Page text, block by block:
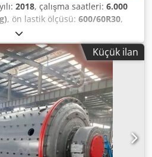
2018, çalışma saatleri: 6.000
, ön lastik ölçüsü: 600/60R30,
, Donanım:
air system (2-circuit), top
for automatic / steering
acting (4x), / work lights 6x
rear, all-wheel drive,
Ansu Ezhljxsa
Küçük ilan